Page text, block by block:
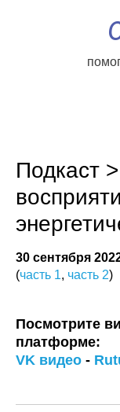
Подкаст
30 сентября
(часть 1, часть 2)
Посмотрите
платформе:
VK видео -